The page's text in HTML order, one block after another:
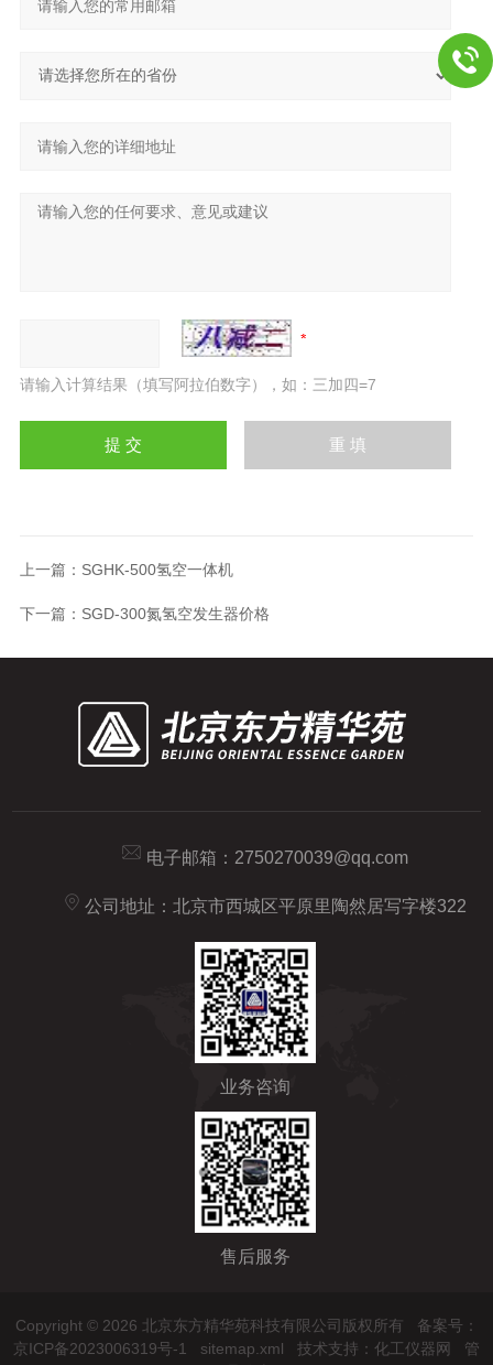
请输入计算结果（填写阿拉伯数字），如：三加四=7
上一篇： SGHK-500氢空一体机
下一篇： SGD-300氮氢空发生器价格
电子邮箱： 2750270039@qq.com
公司地址：北京市西城区平原里陶然居写字楼322
业务咨询
售后服务
Copyright © 2026 北京东方精华苑科技有限公司版权所有 备案号：
京ICP备2023006319号-1
sitemap.xml 技术支持： 化工仪器网
管